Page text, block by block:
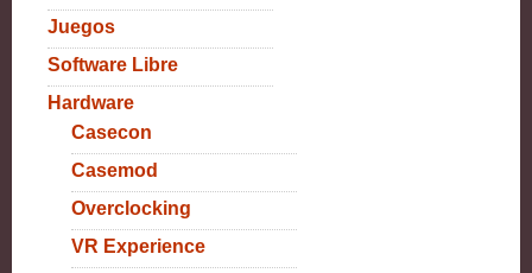
Juegos
Software Libre
Hardware
Casecon
Casemod
Overclocking
VR Experience